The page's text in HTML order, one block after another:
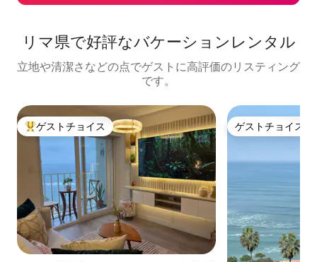
リマ県で好評なバケーションレンタル
立地や清潔さなどの点でゲストに高評価のリスティング
です。
大好評のゲストチョイスです。
ゲストチョイス ゲストチョイス
ゲストチョイス